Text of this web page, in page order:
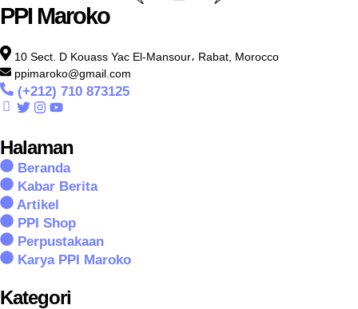
PPI Maroko
10 Sect. D Kouass Yac El-Mansour، Rabat, Morocco
ppimaroko@gmail.com
(+212) 710 873125
Halaman
Beranda
Kabar Berita
Artikel
PPI Shop
Perpustakaan
Karya PPI Maroko
Kategori